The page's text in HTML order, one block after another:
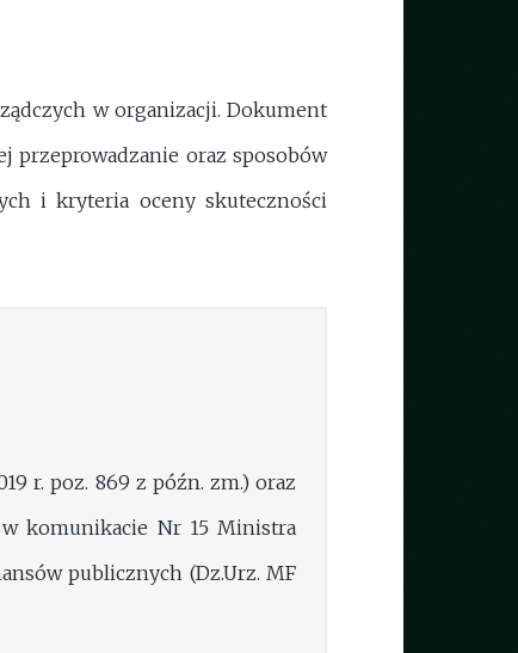
w organizacji. Dokument
przeprowadzanie oraz sposobów
i kryteria oceny skuteczności
r. poz. 869 z późn. zm.) oraz
komunikacie Nr 15 Ministra
publicznych (Dz.Urz. MF